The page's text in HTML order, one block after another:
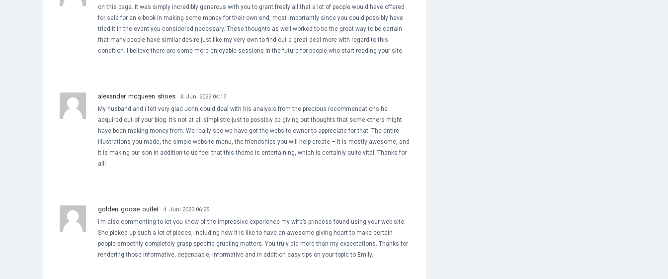
on this page. It was simply incredibly generous with you to grant freely all that a lot of people would have offered
for sale for an e-book in making some money for their own end, most importantly since you could possibly have
tried it in the event you considered necessary. These thoughts as well worked to be the great way to be certain
that many people have similar desire just like my very own to find out a great deal more with regard to this
condition. I believe there are some more enjoyable sessions in the future for people who start reading your site.
alexander mcqueen shoes 3. Juni 2023 04:17
My husband and i felt very glad John could deal with his analysis from the precious recommendations he
acquired out of your blog. It’s not at all simplistic just to possibly be giving out thoughts that some others might
have been making money from. We really see we have got the website owner to appreciate for that. The entire
illustrations you made, the simple website menu, the friendships you will help create – it is mostly awesome, and
it is making our son in addition to us feel that this theme is entertaining, which is certainly quite vital. Thanks for
all!
golden goose outlet 4. Juni 2023 06:25
I’m also commenting to let you know of the impressive experience my wife’s princess found using your web site.
She picked up such a lot of pieces, including how it is like to have an awesome giving heart to make certain
people smoothly completely grasp specific grueling matters. You truly did more than my expectations. Thanks for
rendering those informative, dependable, informative and in addition easy tips on your topic to Emily.